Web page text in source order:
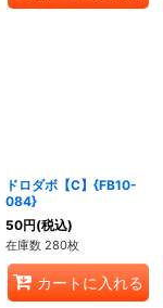
ドロダボ【C】{FB10-
084}
50円(税込)
在庫数 280枚
カートに入れる